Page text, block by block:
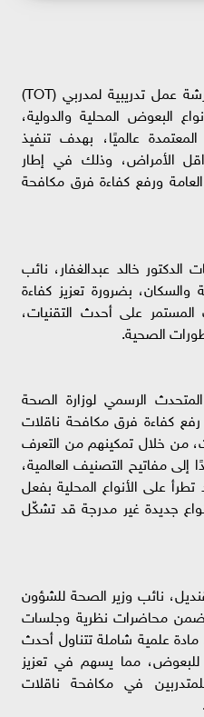
نظّمت وزارة الصحة والسكان ورشة عمل تدريبية لمدربي (TOT)
البعوض المحلية والدولية،
عالميًا، بهدف تنفيذ
الأمراض، وذلك في إطار
ورفع كفاءة فرق مكافحة
الدكتور خالد عبدالغفار، نائب
بضرورة تعزيز كفاءة
على أحدث التقنيات،
الصحية.
الرسمي لوزارة الصحة
كفاءة فرق مكافحة ناقلات
من خلال تمكينهم من التعرف
إلى مفاتيح التصنيف العالمية،
على الأنواع المحلية بفعل
جديدة غير مدرجة قد تشكّل
نائب وزير الصحة للشؤون
يتضمن محاضرات نظرية وجلسات
علمية شاملة تتناول أحدث
للبعوض، مما يسهم في تعزيز
في مكافحة ناقلات